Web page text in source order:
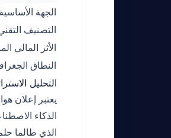
الجهة الأساسية
التصنيف
الأثر المالي
النطاق
التحليل
يعتبر إعلان
الذكاء
الذي طالما